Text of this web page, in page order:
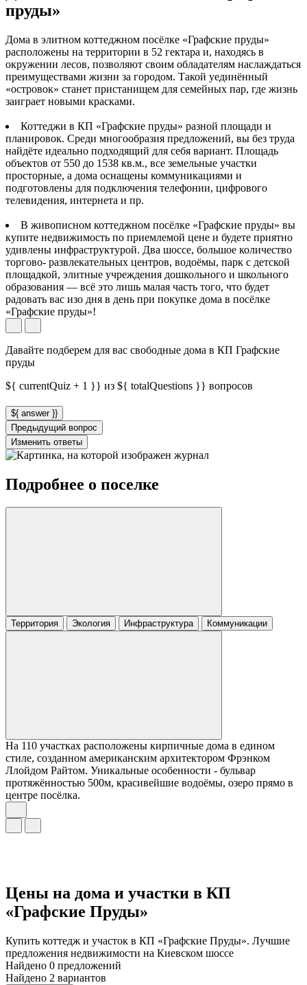
пруды»
Дома в элитном коттеджном посёлке «Графские пруды»
расположены на территории в 52 гектара и, находясь в
окружении лесов, позволяют своим обладателям наслаждаться
преимуществами жизни за городом. Такой уединённый
«островок» станет пристанищем для семейных пар, где жизнь
заиграет новыми красками.
Коттеджи в КП «Графские пруды» разной площади и
планировок. Среди многообразия предложений, вы без труда
найдёте идеально подходящий для себя вариант. Площадь
объектов от 550 до 1538 кв.м., все земельные участки
просторные, а дома оснащены коммуникациями и
подготовлены для подключения телефонии, цифрового
телевидения, интернета и пр.
В живописном коттеджном посёлке «Графские пруды» вы
купите недвижимость по приемлемой цене и будете приятно
удивлены инфраструктурой. Два шоссе, большое количество
торгово- развлекательных центров, водоёмы, парк с детской
площадкой, элитные учреждения дошкольного и школьного
образования — всё это лишь малая часть того, что будет
радовать вас изо дня в день при покупке дома в посёлке
«Графские пруды»!
Давайте подберем для вас свободные дома в КП Графские
пруды
${ currentQuiz + 1 }} из ${ totalQuestions }} вопросов
${ answer }}
Предыдущий вопрос
Изменить ответы
Подробнее о поселке
Территория Экология Инфраструктура Коммуникации
На 110 участках расположены кирпичные дома в едином
стиле, созданном американским архитектором Фрэнком
Ллойдом Райтом. Уникальные особенности - бульвар
протяжённостью 500м, красивейшие водоёмы, озеро прямо в
центре посёлка.
Цены на дома и участки в КП
«Графские Пруды»
Купить коттедж и участок в КП «Графские Пруды». Лучшие
предложения недвижимости на Киевском шоссе
Найдено 0 предложений
Найдено 2 вариантов